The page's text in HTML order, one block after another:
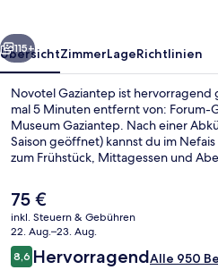
Weiter
115+
ÜbersichtZimmerLageRichtlinien
Novotel Gaziantep ist hervorragend
mal 5 Minuten entfernt von: Forum-
Museum Gaziantep. Nach einer
Saison geöffnet) kannst du im
zum Frühstück, Mittagessen und
Kinderbecken sprechen für dieses
Reisende haben viel Gutes über das
berichten.
Der
aktuelle
Preis
beträgt
75 €.
75 €
inkl. Steuern & Gebühren
22. Aug.–23. Aug.
Bewertungen
8,68,6 von 10.
HervorragendAlle 950